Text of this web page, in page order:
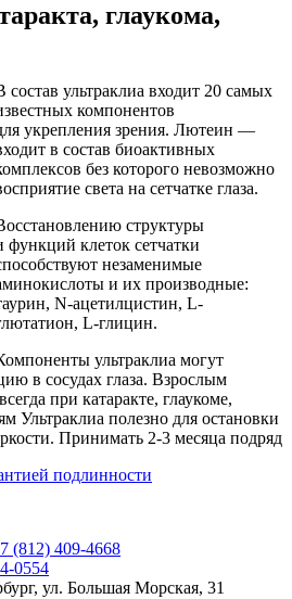
глаукома,
состав ультраклиа входит 20 самых
компонентов
укрепления зрения. Лютеин —
в состав биоактивных
без которого невозможно
света на сетчатке глаза.
структуры
функций клеток сетчатки
незаменимые
и их производные:
N-ацетилцистин, L-
L-глицин.
ультраклиа могут
в сосудах глаза. Взрослым
при катаракте, глаукоме,
Ультраклиа полезно для остановки
Принимать 2-3 месяца подряд
подлинности
(812) 409-4668
0554
ул. Большая Морская, 31